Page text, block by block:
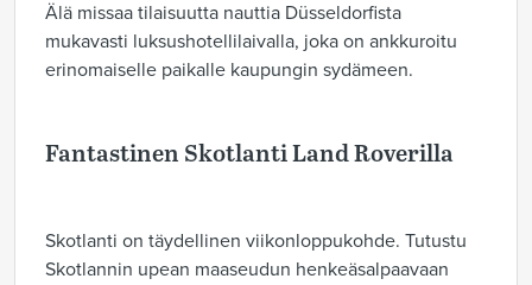
Älä missaa tilaisuutta nauttia Düsseldorfista
mukavasti luksushotellilaivalla, joka on ankkuroitu
erinomaiselle paikalle kaupungin sydämeen.
Fantastinen Skotlanti Land Roverilla
Skotlanti on täydellinen viikonloppukohde. Tutustu
Skotlannin upean maaseudun henkeäsalpaavaan